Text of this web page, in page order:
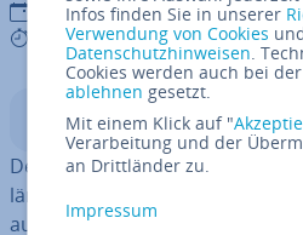
25.04.2023
5 mins
Auf
In­halts­ver­zeich­nis
Der Outlook-Dun­kel­mo­dus
länger am Bild­schirm sitzen
auch in der App lässt sich der
Infos finden Sie in unserer
Verwendung von Cookies
Datenschutzhinweisen.
Cookies werden auch bei
ablehnen gesetzt.
Mit einem Klick auf "
Verarbeitung und der
an Drittländer zu.
Impressum